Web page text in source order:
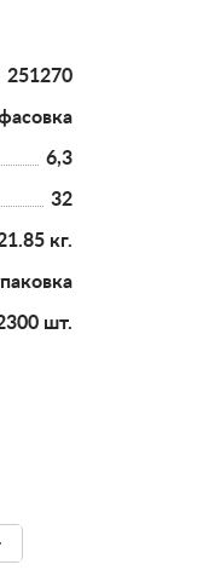
251270
6,3
32
кг.
шт.